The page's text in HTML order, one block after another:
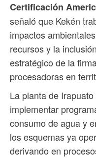
Certificación
señaló que Kekén
impactos
recursos y la
estratégico de la
procesadoras en
La planta de
implementar
consumo de agua y
los esquemas ya
derivando en